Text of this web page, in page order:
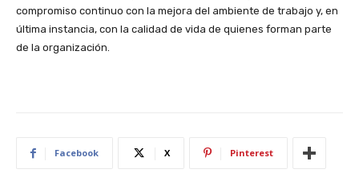
compromiso continuo con la mejora del ambiente de trabajo y, en
última instancia, con la calidad de vida de quienes forman parte
de la organización.
Facebook X Pinterest